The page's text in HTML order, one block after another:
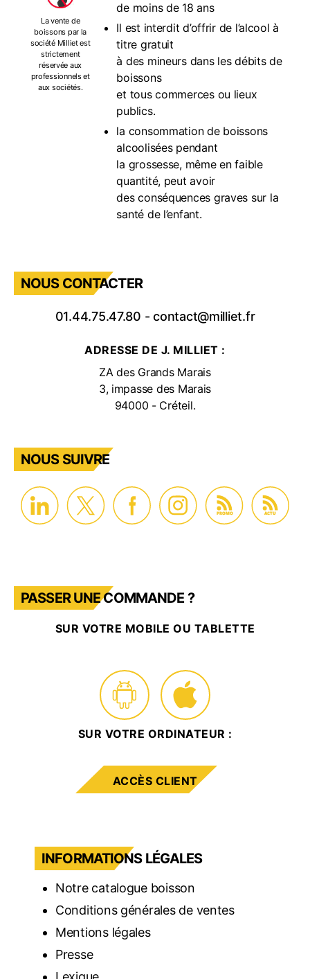
La vente de
boissons par la
société Milliet est
strictement
réservée aux
professionnels et
aux sociétés.
de moins de 18 ans
Il est interdit d’offrir de l’alcool à
titre gratuit
à des mineurs dans les débits de
boissons
et tous commerces ou lieux
publics.
la consommation de boissons
alcoolisées pendant
la grossesse, même en faible
quantité, peut avoir
des conséquences graves sur la
santé de l’enfant.
NOUS CONTACTER
01.44.75.47.80 -contact@milliet.fr
ADRESSE DE J. MILLIET :
ZA des Grands Marais
3, impasse des Marais
94000 - Créteil.
NOUS SUIVRE
PROMO ACTU
PASSER UNE COMMANDE ?
SUR VOTRE MOBILE OU TABLETTE
SUR VOTRE ORDINATEUR :
ACCÈS CLIENT
INFORMATIONS LÉGALES
Notre catalogue boisson
Conditions générales de ventes
Mentions légales
Presse